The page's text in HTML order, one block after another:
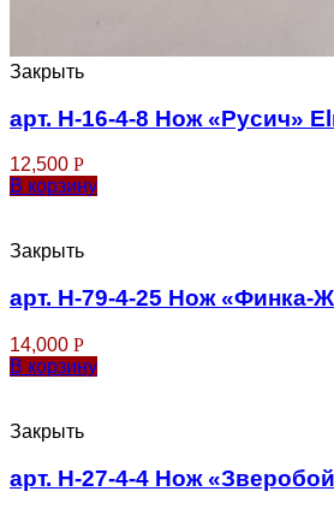
Закрыть
арт. Н-16-4-8 Нож «Русич»
12,500 Р
В корзину
Закрыть
арт. Н-79-4-25 Нож «Финка-
14,000 Р
В корзину
Закрыть
арт. Н-27-4-4 Нож